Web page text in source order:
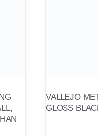
VALLEJO
GLOSS